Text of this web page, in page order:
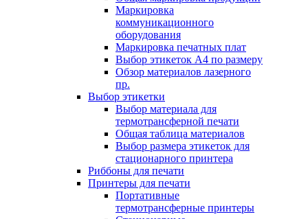
Маркировка
коммуникационного
оборудования
Маркировка печатных плат
Выбор этикеток А4 по размеру
Обзор материалов лазерного
пр.
Выбор этикетки
Выбор материала для
термотрансферной печати
Общая таблица материалов
Выбор размера этикеток для
стационарного принтера
Риббоны для печати
Принтеры для печати
Портативные
термотрансферные принтеры